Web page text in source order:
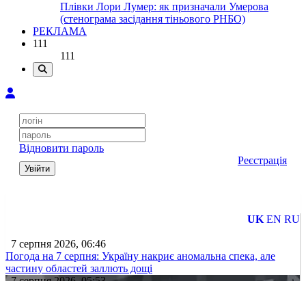
Плівки Лори Лумер: як призначали Умерова
(стенограма засідання тіньового РНБО)
РЕКЛАМА
111
111
Відновити пароль
Увійти
Реєстрація
UK EN RU
7 серпня 2026, 06:46
Погода на 7 серпня: Україну накриє аномальна спека, але
частину областей заллють дощі